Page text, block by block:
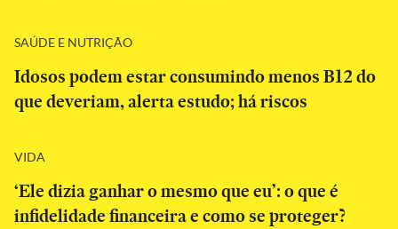
SAÚDE E NUTRIÇÃO
Idosos podem estar consumindo menos B12 do
que deveriam, alerta estudo; há riscos
VIDA
‘Ele dizia ganhar o mesmo que eu’: o que é
infidelidade financeira e como se proteger?